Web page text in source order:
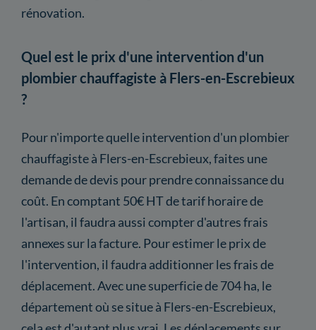
rénovation.
Quel est le prix d'une intervention d'un
plombier chauffagiste à Flers-en-Escrebieux
?
Pour n'importe quelle intervention d'un plombier
chauffagiste à Flers-en-Escrebieux, faites une
demande de devis pour prendre connaissance du
coût. En comptant 50€ HT de tarif horaire de
l'artisan, il faudra aussi compter d'autres frais
annexes sur la facture. Pour estimer le prix de
l'intervention, il faudra additionner les frais de
déplacement. Avec une superficie de 704 ha, le
département où se situe à Flers-en-Escrebieux,